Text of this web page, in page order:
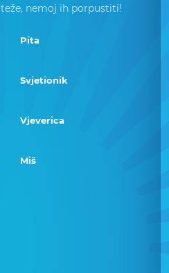
nemoj ih porpustiti!
Pita
Svjetionik
Vjeverica
Miš